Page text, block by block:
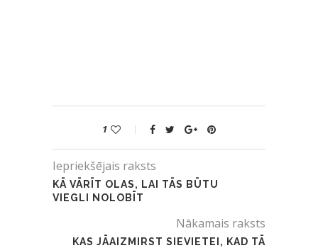
1
Iepriekšējais raksts
KĀ VĀRĪT OLAS, LAI TĀS BŪTU
VIEGLI NOLOBĪT
Nākamais raksts
KAS JĀAIZMIRST SIEVIETEI, KAD TĀ